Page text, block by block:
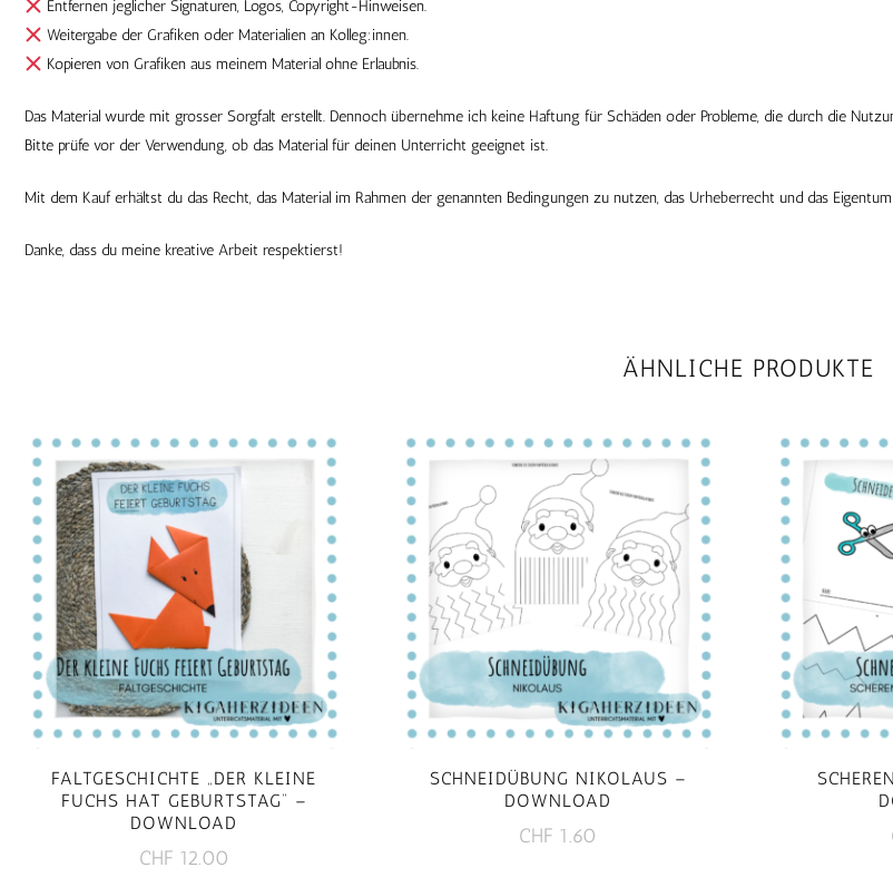
Entfernen jeglicher Signaturen, Logos, Copyright-Hinweisen.
Weitergabe der Grafiken oder Materialien an Kolleg:innen.
Kopieren von Grafiken aus meinem Material ohne Erlaubnis.
Das Material wurde mit grosser Sorgfalt erstellt. Dennoch übernehme ich keine Haftung für Schäden oder Probleme, die durch die
Bitte prüfe vor der Verwendung, ob das Material für deinen Unterricht geeignet ist.
Mit dem Kauf erhältst du das Recht, das Material im Rahmen der genannten Bedingungen zu nutzen, das Urheberrecht und das
Danke, dass du meine kreative Arbeit respektierst!
ÄHNLICHE PRODUKTE
FALTGESCHICHTE „DER KLEINE
FUCHS HAT GEBURTSTAG“ –
DOWNLOAD
CHF 12.00
SCHNEIDÜBUNG NIKOLAUS –
DOWNLOAD
CHF 1.60